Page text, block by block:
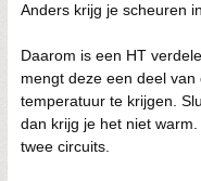
Anders krijg je scheuren
Daarom is een HT
mengt deze een deel
temperatuur te krijgen.
dan krijg je het niet
twee circuits.